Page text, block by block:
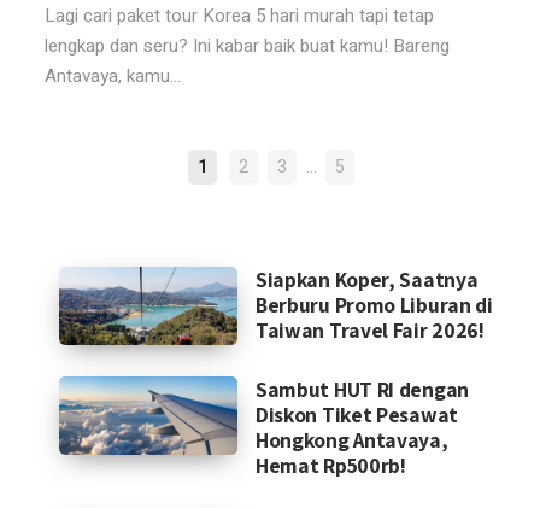
Lagi cari paket tour Korea 5 hari murah tapi tetap
lengkap dan seru? Ini kabar baik buat kamu! Bareng
Antavaya, kamu...
1 2 3 … 5
Siapkan Koper, Saatnya
Berburu Promo Liburan di
Taiwan Travel Fair 2026!
Sambut HUT RI dengan
Diskon Tiket Pesawat
Hongkong Antavaya,
Hemat Rp500rb!